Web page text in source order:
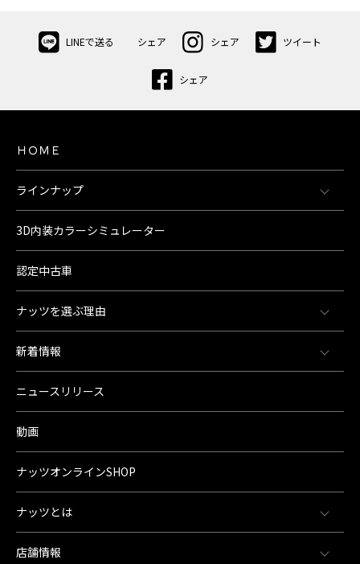
LINEで送る シェア シェア ツイート
シェア
ＨＯＭＥ
ラインナップ
3D内装カラーシミュレーター
認定中古車
ナッツを選ぶ理由
新着情報
ニュースリリース
動画
ナッツオンラインSHOP
ナッツとは
店舗情報